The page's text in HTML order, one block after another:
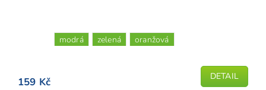
159 Kč DETAIL
modrá zelená oranžová